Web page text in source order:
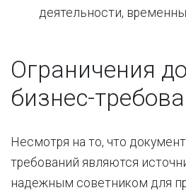
деятельности,
Ограничения
бизнес-
Несмотря на то, что
требований являются
надежным советником для